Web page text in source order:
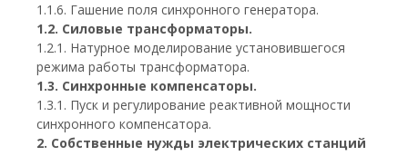
1.1.6. Гашение поля синхронного генератора.
1.2. Силовые трансформаторы.
1.2.1. Натурное моделирование установившегося
режима работы трансформатора.
1.3. Синхронные компенсаторы.
1.3.1. Пуск и регулирование реактивной мощности
синхронного компенсатора.
2. Собственные нужды электрических станций